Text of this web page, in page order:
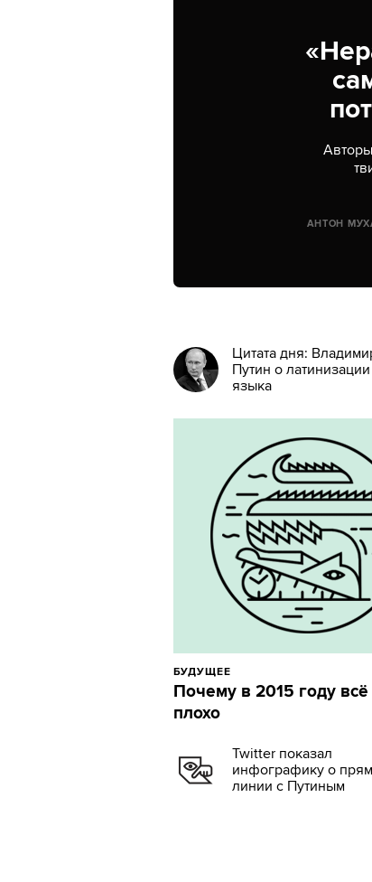
АНТОН
Цитата дня:
Путин о латинизации
языка
БУДУЩЕЕ
Почему в 2015 году всё
плохо
Twitter показал
инфографику о
линии с Путиным